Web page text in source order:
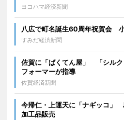
ヨコハマ経済新聞
八広で町名誕生60周年祝賀会
すみだ経済新聞
佐賀に「ばくてん屋」 「シルク
フォーマーが指導
佐賀経済新聞
今帰仁・上運天に「ナギッコ」
加工品販売